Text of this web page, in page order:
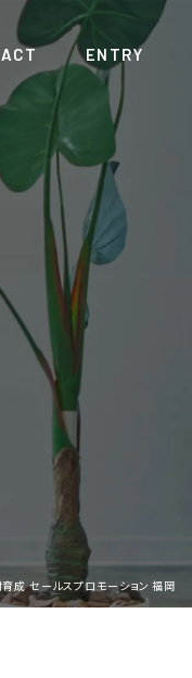
ENTRY
成 セールスプロモーション 福岡